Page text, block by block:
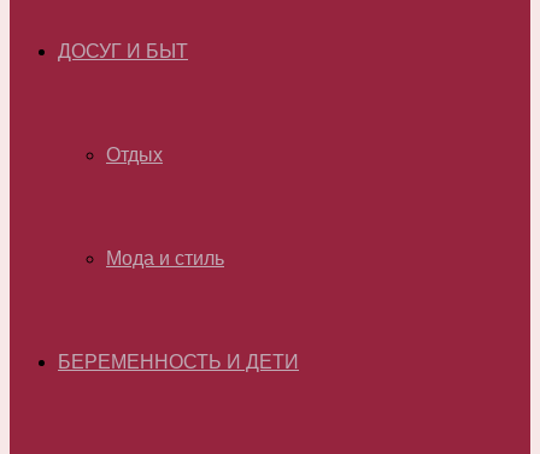
ДОСУГ И БЫТ
Отдых
Мода и стиль
БЕРЕМЕННОСТЬ И ДЕТИ